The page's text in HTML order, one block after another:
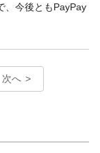
、今後ともPayPay
次へ